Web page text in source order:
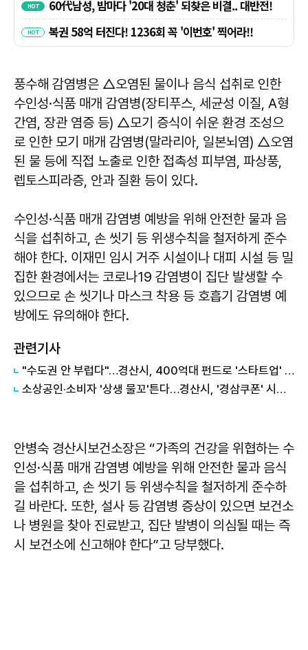
풍수해 감염병은 △오염된 물이나 음식 섭취로 인한
수인성·식품 매개 감염병(장티푸스, 세균성 이질, A형
간염, 장관 염증 등) △모기 증식이 쉬운 환경 조성으
로 인한 모기 매개 감염병(말라리아, 일본뇌염) △오염
된 물 등에 직접 노출로 인한 접촉성 피부염, 파상풍,
렙토스피라증, 안과 질환 등이 있다.
수인성·식품 매개 감염병 예방을 위해 안전한 물과 음
식을 섭취하고, 손 씻기 등 위생수칙을 철저하게 준수
해야 한다. 이재민 임시 거주 시설이나 대피 시설 등 밀
집한 환경에서는 코로나19 감염병이 집단 발생할 수
있으므로 손 씻기나 마스크 착용 등 호흡기 감염병 예
방에도 유의해야 한다.
관련기사
"수도권 안 부럽다"…경산시, 400억대 펀드로 '스타트업' 정조준
소상공인·소비자 '상생 물꼬'튼다…경산시, '경삼쿠폰' 시행으로 외식비 부담 완화
안병숙 경산시보건소장은 “가족의 건강을 위협하는 수
인성·식품 매개 감염병 예방을 위해 안전한 물과 음식
을 섭취하고, 손 씻기 등 위생수칙을 철저하게 준수하
길 바란다. 또한, 설사 등 감염병 증상이 있으면 보건소
나 병원을 찾아 진료받고, 집단 발병이 의심될 때는 즉
시 보건소에 신고해야 한다”고 당부했다.